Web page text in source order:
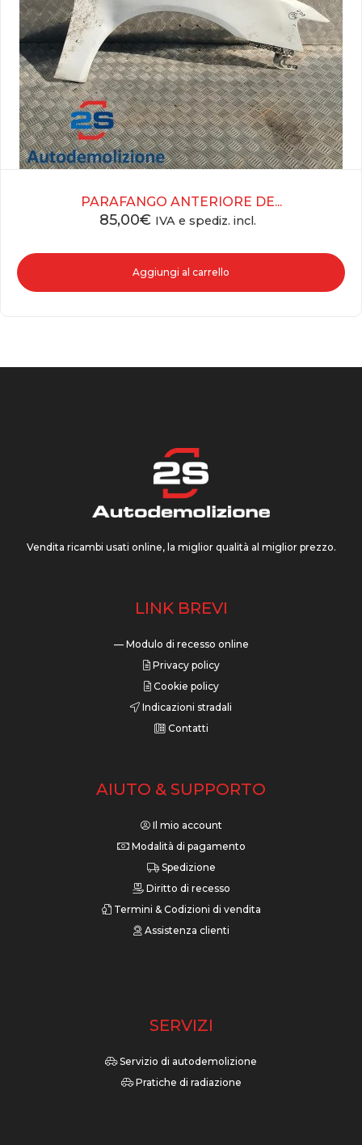
PARAFANGO ANTERIORE DE...
85,00€ IVA e spediz. incl.
Aggiungi al carrello
Vendita ricambi usati online, la miglior qualità al miglior prezzo.
LINK BREVI
— Modulo di recesso online
Privacy policy
Cookie policy
Indicazioni stradali
Contatti
AIUTO & SUPPORTO
Il mio account
Modalità di pagamento
Spedizione
Diritto di recesso
Termini & Codizioni di vendita
Assistenza clienti
SERVIZI
Servizio di autodemolizione
Pratiche di radiazione